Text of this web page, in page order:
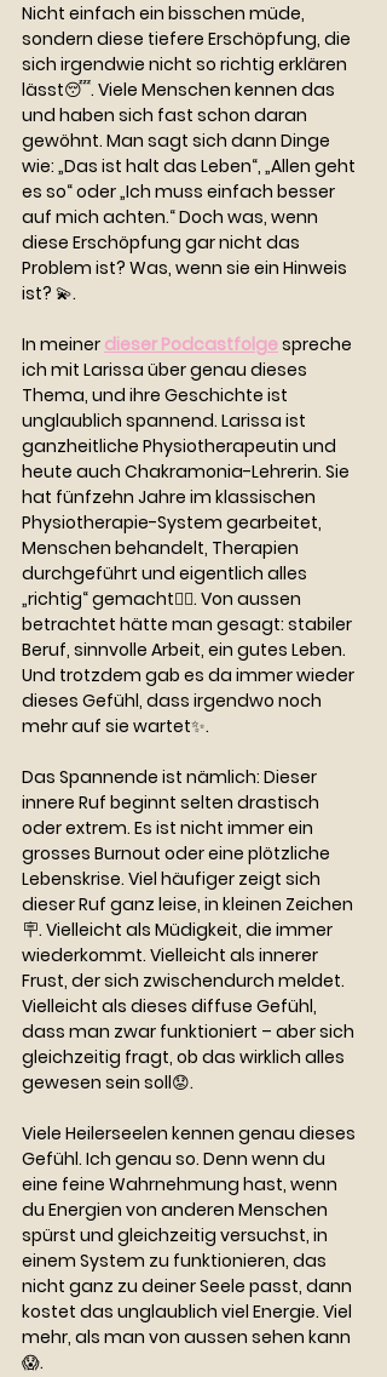
Nicht einfach ein bisschen müde,
sondern diese tiefere Erschöpfung, die
sich irgendwie nicht so richtig erklären
lässt😴. Viele Menschen kennen das
und haben sich fast schon daran
gewöhnt. Man sagt sich dann Dinge
wie: „Das ist halt das Leben“, „Allen geht
es so“ oder „Ich muss einfach besser
auf mich achten.“ Doch was, wenn
diese Erschöpfung gar nicht das
Problem ist? Was, wenn sie ein Hinweis
ist? 💫.
In meiner dieser Podcastfolge spreche
ich mit Larissa über genau dieses
Thema, und ihre Geschichte ist
unglaublich spannend. Larissa ist
ganzheitliche Physiotherapeutin und
heute auch Chakramonia-Lehrerin. Sie
hat fünfzehn Jahre im klassischen
Physiotherapie-System gearbeitet,
Menschen behandelt, Therapien
durchgeführt und eigentlich alles
„richtig“ gemacht👩‍⚕️. Von aussen
betrachtet hätte man gesagt: stabiler
Beruf, sinnvolle Arbeit, ein gutes Leben.
Und trotzdem gab es da immer wieder
dieses Gefühl, dass irgendwo noch
mehr auf sie wartet✨.
Das Spannende ist nämlich: Dieser
innere Ruf beginnt selten drastisch
oder extrem. Es ist nicht immer ein
grosses Burnout oder eine plötzliche
Lebenskrise. Viel häufiger zeigt sich
dieser Ruf ganz leise, in kleinen Zeichen
🪧. Vielleicht als Müdigkeit, die immer
wiederkommt. Vielleicht als innerer
Frust, der sich zwischendurch meldet.
Vielleicht als dieses diffuse Gefühl,
dass man zwar funktioniert – aber sich
gleichzeitig fragt, ob das wirklich alles
gewesen sein soll😟.
Viele Heilerseelen kennen genau dieses
Gefühl. Ich genau so. Denn wenn du
eine feine Wahrnehmung hast, wenn
du Energien von anderen Menschen
spürst und gleichzeitig versuchst, in
einem System zu funktionieren, das
nicht ganz zu deiner Seele passt, dann
kostet das unglaublich viel Energie. Viel
mehr, als man von aussen sehen kann
😱.